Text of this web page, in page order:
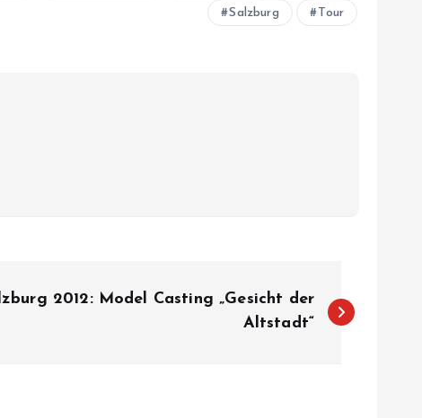
Salzburg Tour
2012: Model Casting „Gesicht der
Altstadt“